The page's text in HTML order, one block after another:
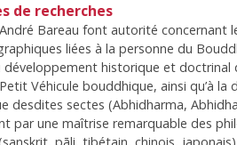
de recherches
Bareau font autorité concernant
liées à la personne du
développement historique et doctrinal
Véhicule bouddhique, ainsi qu’à la
desdites sectes (Abhidharma,
par une maîtrise remarquable des